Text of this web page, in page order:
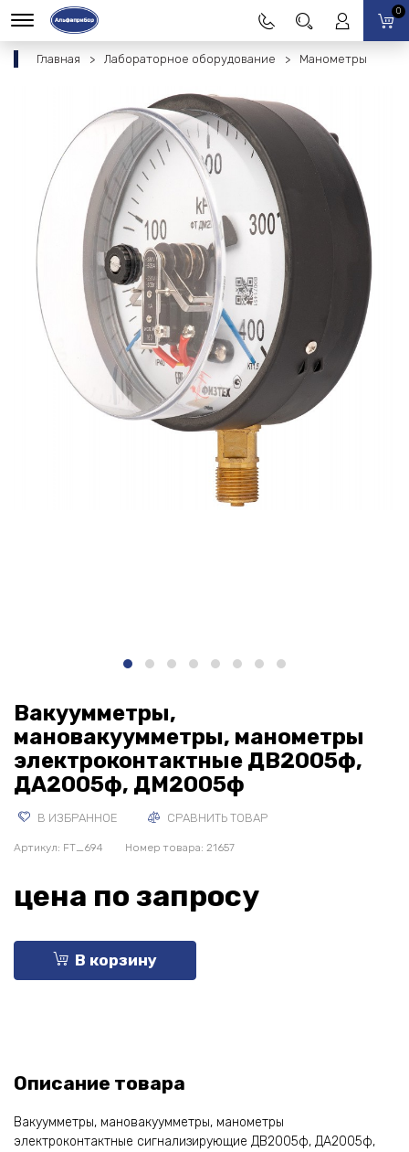
0
Главная Лабораторное оборудование Манометры
Вакуумметры,
мановакуумметры, манометры
электроконтактные ДВ2005ф,
ДА2005ф, ДМ2005ф
В ИЗБРАННОЕ СРАВНИТЬ ТОВАР
Артикул: FT_694 Номер товара: 21657
цена по запросу
В корзину
Описание товара
Вакуумметры, мановакуумметры, манометры
электроконтактные сигнализирующие ДВ2005ф, ДА2005ф,